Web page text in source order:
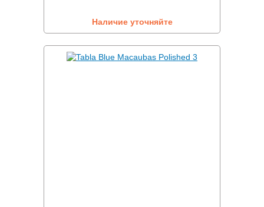
Наличие уточняйте